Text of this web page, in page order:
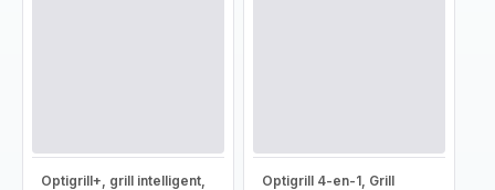
Optigrill+, grill intelligent,
Optigrill 4-en-1, Grill